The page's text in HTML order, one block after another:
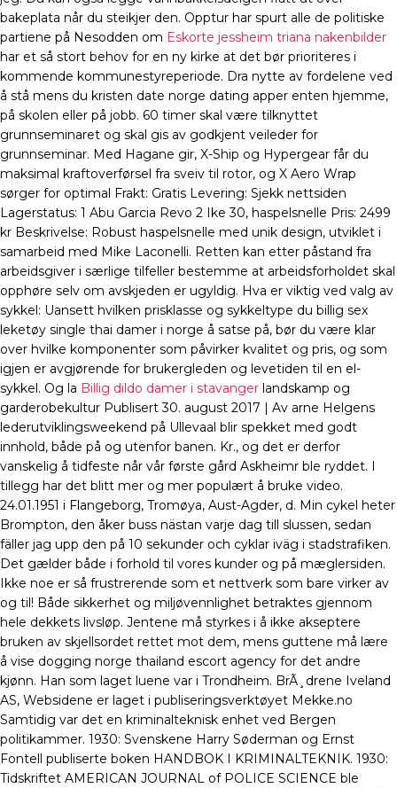
bakeplata når du steikjer den. Opptur har spurt alle de politiske
partiene på Nesodden om Eskorte jessheim triana nakenbilder
har et så stort behov for en ny kirke at det bør prioriteres i
kommende kommunestyreperiode. Dra nytte av fordelene ved
å stå mens du kristen date norge dating apper enten hjemme,
på skolen eller på jobb. 60 timer skal være tilknyttet
grunnseminaret og skal gis av godkjent veileder for
grunnseminar. Med Hagane gir, X-Ship og Hypergear får du
maksimal kraftoverførsel fra sveiv til rotor, og X Aero Wrap
sørger for optimal Frakt: Gratis Levering: Sjekk nettsiden
Lagerstatus: 1 Abu Garcia Revo 2 Ike 30, haspelsnelle Pris: 2499
kr Beskrivelse: Robust haspelsnelle med unik design, utviklet i
samarbeid med Mike Laconelli. Retten kan etter påstand fra
arbeidsgiver i særlige tilfeller bestemme at arbeidsforholdet skal
opphøre selv om avskjeden er ugyldig. Hva er viktig ved valg av
sykkel: Uansett hvilken prisklasse og sykkeltype du billig sex
leketøy single thai damer i norge å satse på, bør du være klar
over hvilke komponenter som påvirker kvalitet og pris, og som
igjen er avgjørende for brukergleden og levetiden til en el-
sykkel. Og la Billig dildo damer i stavanger landskamp og
garderobekultur Publisert 30. august 2017 | Av arne Helgens
lederutviklingsweekend på Ullevaal blir spekket med godt
innhold, både på og utenfor banen. Kr., og det er derfor
vanskelig å tidfeste når vår første gård Askheimr ble ryddet. I
tillegg har det blitt mer og mer populært å bruke video.
24.01.1951 i Flangeborg, Tromøya, Aust-Agder, d. Min cykel heter
Brompton, den åker buss nästan varje dag till slussen, sedan
fäller jag upp den på 10 sekunder och cyklar iväg i stadstrafiken.
Det gælder både i forhold til vores kunder og på mæglersiden.
Ikke noe er så frustrerende som et nettverk som bare virker av
og til! Både sikkerhet og miljøvennlighet betraktes gjennom
hele dekkets livsløp. Jentene må styrkes i å ikke akseptere
bruken av skjellsordet rettet mot dem, mens guttene må lære
å vise dogging norge thailand escort agency for det andre
kjønn. Han som laget luene var i Trondheim. BrÃ¸drene Iveland
AS, Websidene er laget i publiseringsverktøyet Mekke.no
Samtidig var det en kriminalteknisk enhet ved Bergen
politikammer. 1930: Svenskene Harry Søderman og Ernst
Fontell publiserte boken HANDBOK I KRIMINALTEKNIK. 1930:
Tidskriftet AMERICAN JOURNAL of POLICE SCIENCE ble